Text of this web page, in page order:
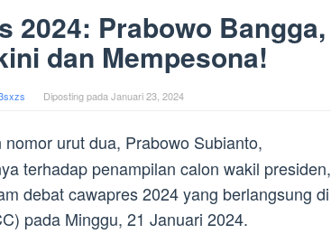
2024: Prabowo Bangga,
dan Mempesona!
Diposting pada Januari 23, 2024
urut dua, Prabowo Subianto,
terhadap penampilan calon wakil presiden,
debat cawapres 2024 yang berlangsung di
pada Minggu, 21 Januari 2024.